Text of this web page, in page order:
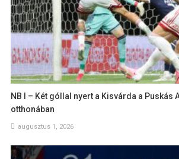
NB I – Két góllal nyert a Kisvárda a Puskás
otthonában
augusztus 1, 2026